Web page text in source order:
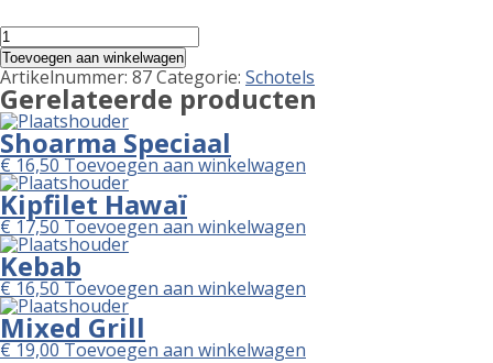
Kipfilet
aantal
Toevoegen aan winkelwagen
Artikelnummer: 87Categorie: Schotels
Gerelateerde producten
Shoarma Speciaal
€16,50Toevoegen aan winkelwagen
Kipfilet Hawaï
€17,50Toevoegen aan winkelwagen
Kebab
€16,50Toevoegen aan winkelwagen
Mixed Grill
€19,00Toevoegen aan winkelwagen